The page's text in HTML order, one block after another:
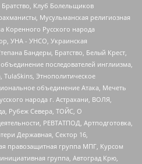
Клуб Болельщиков
Мусульманская религиозная
Русского народа
УНА - УНСО, Украинская
Бандеры, Братство, Белый Крест,
последователей инглиизма,
Этнополитическое
объединение Атака, Мечеть
народа г. Астрахани, ВОЛЯ,
Рубеж Севера, ТОЙС, О
РЕВТАТПОД, Артподготовка,
Державная, Сектор 16,
правозащитная группа МПГ, Курсом
группа, Автоград Крю,